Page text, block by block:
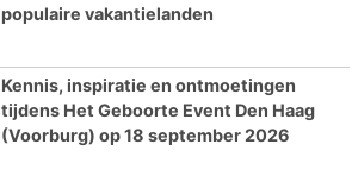
populaire vakantielanden
Kennis, inspiratie en ontmoetingen
tijdens Het Geboorte Event Den Haag
(Voorburg) op 18 september 2026